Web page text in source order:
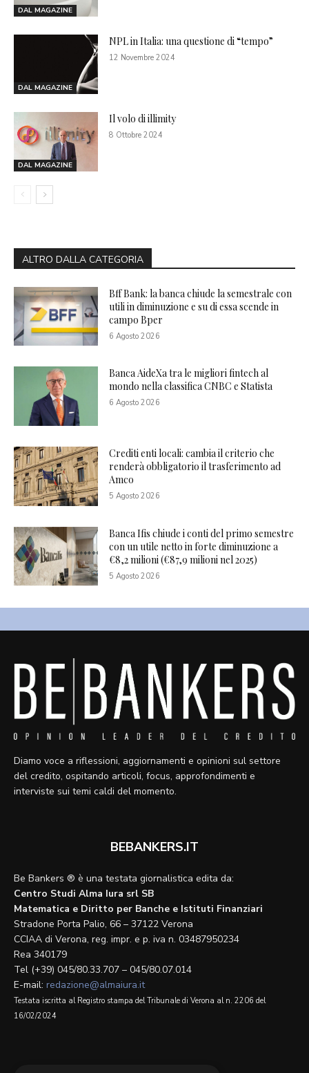
DAL MAGAZINE
DAL MAGAZINE
NPL in Italia: una questione di “tempo”
12 Novembre 2024
DAL MAGAZINE
Il volo di illimity
8 Ottobre 2024
ALTRO DALLA CATEGORIA
Bff Bank: la banca chiude la semestrale con
utili in diminuzione e su di essa scende in
campo Bper
6 Agosto 2026
Banca AideXa tra le migliori fintech al
mondo nella classifica CNBC e Statista
6 Agosto 2026
Crediti enti locali: cambia il criterio che
renderà obbligatorio il trasferimento ad
Amco
5 Agosto 2026
Banca Ifis chiude i conti del primo semestre
con un utile netto in forte diminuzione a
€8,2 milioni (€87,9 milioni nel 2025)
5 Agosto 2026
Diamo voce a riflessioni, aggiornamenti e opinioni sul settore
del credito, ospitando articoli, focus, approfondimenti e
interviste sui temi caldi del momento.
BEBANKERS.IT
Be Bankers ® è una testata giornalistica edita da:
Centro Studi Alma Iura srl SB
Matematica e Diritto per Banche e Istituti Finanziari
Stradone Porta Palio, 66 – 37122 Verona
CCIAA di Verona, reg. impr. e p. iva n. 03487950234
Rea 340179
Tel (+39) 045/80.33.707 – 045/80.07.014
E-mail: redazione@almaiura.it
Testata iscritta al Registro stampa del Tribunale di Verona al n. 2206 del
16/02/2024